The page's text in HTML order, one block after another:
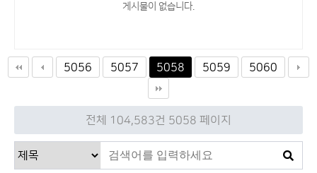
게시물이 없습니다.
5056 5057 5058 5059 5060
전체 104,583건 5058 페이지